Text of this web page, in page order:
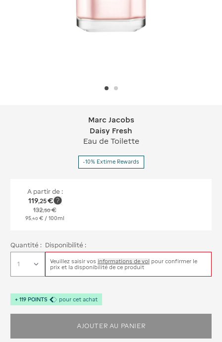
Marc Jacobs Daisy Fresh
Marc Jacobs
Daisy Fresh
Eau de Toilette
-10% Extime Rewards
A partir de :
119,25€
132,50€
95 40 € / 100ml
Quantité : Disponibilité :
Veuillez saisir vos informations de vol pour confirmer le
prix et la disponibilité de ce produit
+ 119 POINTS pour cet achat
AJOUTER AU PANIER